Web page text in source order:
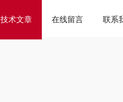
技术文章 在线留言 联系